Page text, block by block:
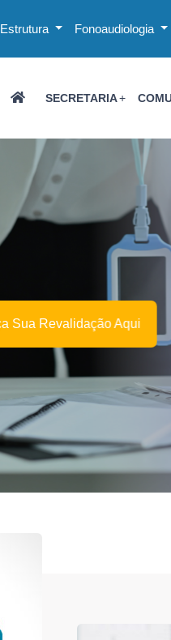
Estrutura Fonoaudiologia
SECRETARIA